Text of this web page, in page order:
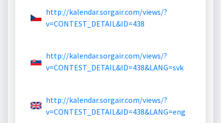
http://kalendar.sorgair.com/views/?
v=CONTEST_DETAIL&ID=438
http://kalendar.sorgair.com/views/?
v=CONTEST_DETAIL&ID=438&LANG=svk
http://kalendar.sorgair.com/views/?
v=CONTEST_DETAIL&ID=438&LANG=eng